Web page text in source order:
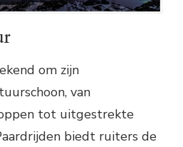
om zijn
van
tot uitgestrekte
biedt ruiters de